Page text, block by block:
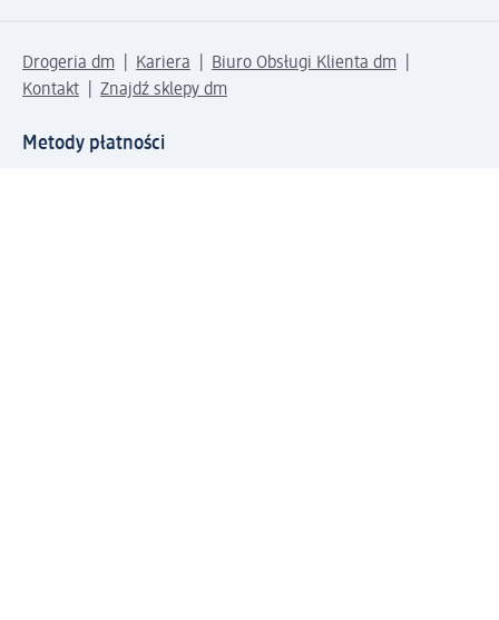
Drogeria dm Kariera
Biuro Obsługi Klienta dm
Kontakt
Znajdź sklepy dm
Metody płatności